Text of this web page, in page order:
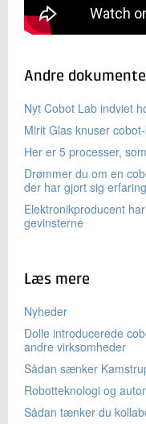
Andre
Nyt Cobot Lab indviet
Mirit Glas knuser
Her er 5 processer,
Drømmer du om en
der har gjort sig
Elektronikproducent
gevinsterne
Læs mere
Nyheder
Dolle introducerede
andre virksomheder
Sådan sænker
Robotteknologi og
Sådan tænker du